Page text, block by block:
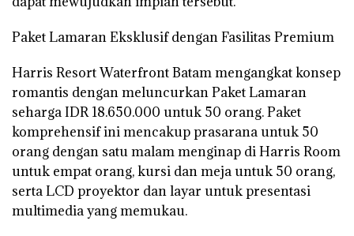
Paket Lamaran Eksklusif dengan Fasilitas Premium
Harris Resort Waterfront Batam mengangkat konsep
romantis dengan meluncurkan Paket Lamaran
seharga IDR 18.650.000 untuk 50 orang. Paket
komprehensif ini mencakup prasarana untuk 50
orang dengan satu malam menginap di Harris Room
untuk empat orang, kursi dan meja untuk 50 orang,
serta LCD proyektor dan layar untuk presentasi
multimedia yang memukau.